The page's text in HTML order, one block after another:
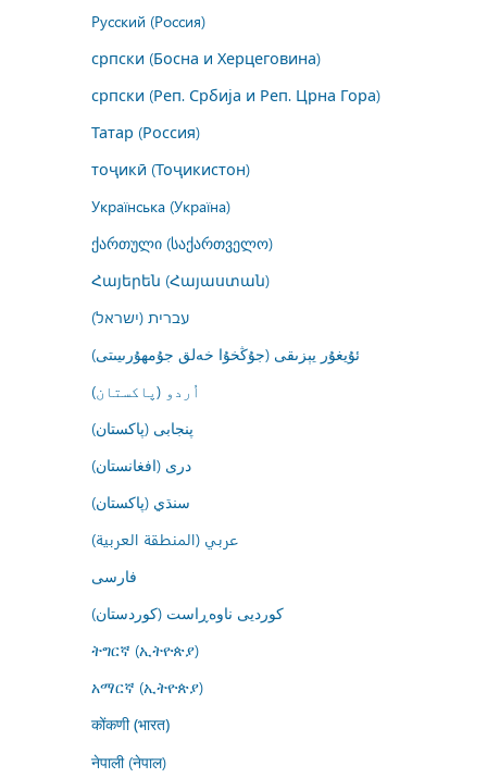
Русский (Россия)
српски (Босна и Херцеговина)
српски (Реп. Србија и Реп. Црна Гора)
Татар (Россия)
тоҷикӣ (Тоҷикистон)
Українська (Україна)
ქართული (საქართველო)
Հայերեն (Հայաստան)
עברית (ישראל)
ئۇيغۇر يېزىقى (جۇڭخۇا خەلق جۇمھۇرىيىتى)
اُردو (پاکستان)
پنجابی (پاکستان)
درى (افغانستان)
سنڌي (پاکستان)
عربي (المنطقة العربية)
فارسى
کوردیی ناوەڕاست (کوردستان)
ትግርኛ (ኢትዮጵያ)
አማርኛ (ኢትዮጵያ)
कोंकणी (भारत)
नेपाली (नेपाल)